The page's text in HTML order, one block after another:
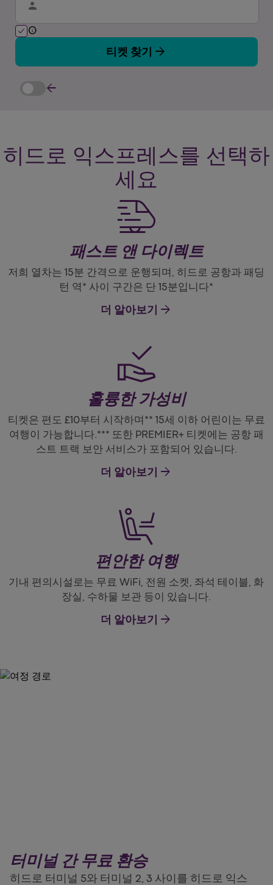
person
check info
티켓 찾기 arrow_forward
arrow_back
히드로 익스프레스를 선택하
세요
패스트 앤 다이렉트
저희 열차는 15분 간격으로 운행되며, 히드로 공항과 패딩
턴 역* 사이 구간은 단 15분입니다*
더 알아보기 arrow_forward
훌륭한 가성비
티켓은 편도 £10부터 시작하며** 15세 이하 어린이는 무료
여행이 가능합니다.*** 또한 PREMIER+ 티켓에는 공항 패
스트 트랙 보안 서비스가 포함되어 있습니다.
더 알아보기 arrow_forward
편안한 여행
기내 편의시설로는 무료 WiFi, 전원 소켓, 좌석 테이블, 화
장실, 수하물 보관 등이 있습니다.
더 알아보기 arrow_forward
터미널 간 무료 환승
히드로 터미널 5와 터미널 2, 3 사이를 히드로 익스